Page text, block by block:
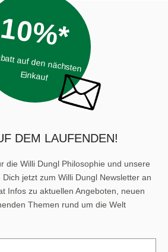
10%*
auf den nächsten
Einkauf
DEM LAUFENDEN!
die Willi Dungl Philosophie und unsere
jetzt zum Willi Dungl Newsletter an
Infos zu aktuellen Angeboten, neuen
Themen rund um die Welt